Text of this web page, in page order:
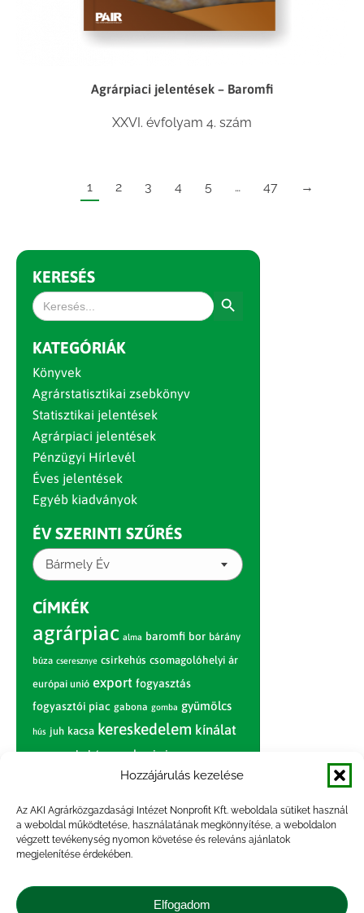
Hozzájárulás kezelése
Az AKI Agrárközgazdasági Intézet Nonprofit Kft. weboldala sütiket használ
a weboldal működtetése, használatának megkönnyítése, a weboldalon
végzett tevékenység nyomon követése és releváns ajánlatok
megjelenítése érdekében.
Elfogadom
Agrárpiaci jelentések – Baromfi
XXVI. évfolyam 4. szám
1 2 3 4 5 … 47 →
KERESÉS
Search
for:
KATEGÓRIÁK
Könyvek
Agrárstatisztikai zsebkönyv
Statisztikai jelentések
Agrárpiaci jelentések
Pénzügyi Hírlevél
Éves jelentések
Egyéb kiadványok
ÉV SZERINTI SZŰRÉS
Bármely Év
CÍMKÉK
agrárpiac alma baromfi bor bárány
búza cseresznye csirkehús csomagolóhelyi ár
európai unió export fogyasztás
fogyasztói piac gabona gomba gyümölcs
hús juh kacsa kereskedelem kínálat
körte marhahús nagybani piac narancs
nemzetközi árinformációk
paradicsom piac piaci jelentés
pulyka pulykahús sertés sertéshús
szarvasmarha termelés
termelői
zöldség árak